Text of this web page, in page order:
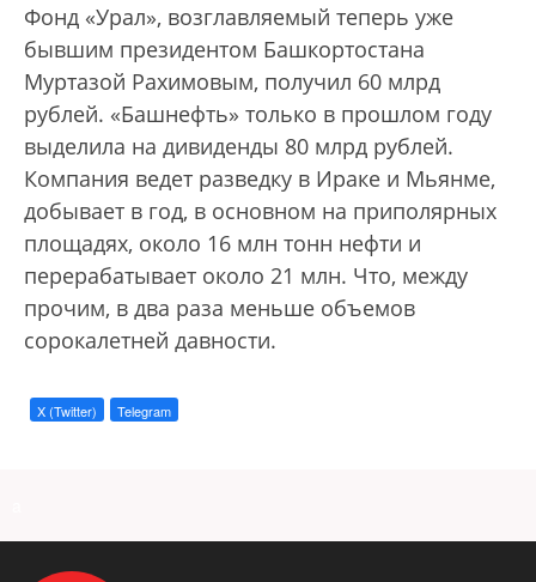
Фонд «Урал», возглавляемый теперь уже
бывшим президентом Башкортостана
Муртазой Рахимовым, получил 60 млрд
рублей. «Башнефть» только в прошлом году
выделила на дивиденды 80 млрд рублей.
Компания ведет разведку в Ираке и Мьянме,
добывает в год, в основном на приполярных
площадях, около 16 млн тонн нефти и
перерабатывает около 21 млн. Что, между
прочим, в два раза меньше объемов
сорокалетней давности.
X (Twitter) Telegram